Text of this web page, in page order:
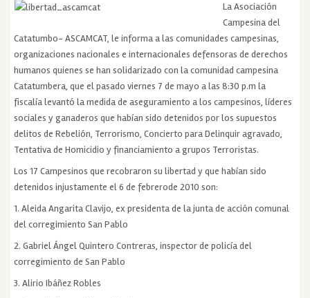
La Asociación
Campesina del
Catatumbo- ASCAMCAT, le informa a las comunidades campesinas,
organizaciones nacionales e internacionales defensoras de derechos
humanos quienes se han solidarizado con la comunidad campesina
Catatumbera, que el pasado viernes 7 de mayo a las 8:30 p.m la
fiscalía levantó la medida de aseguramiento a los campesinos, líderes
sociales y ganaderos que habían sido detenidos por los supuestos
delitos de Rebelión, Terrorismo, Concierto para Delinquir agravado,
Tentativa de Homicidio y financiamiento a grupos Terroristas.
Los 17 Campesinos que recobraron su libertad y que habían sido
detenidos injustamente el 6 de febrerode 2010 son:
1. Aleida Angarita Clavijo, ex presidenta de la junta de acción comunal
del corregimiento San Pablo
2. Gabriel Ángel Quintero Contreras, inspector de policía del
corregimiento de San Pablo
3. Alirio Ibáñez Robles